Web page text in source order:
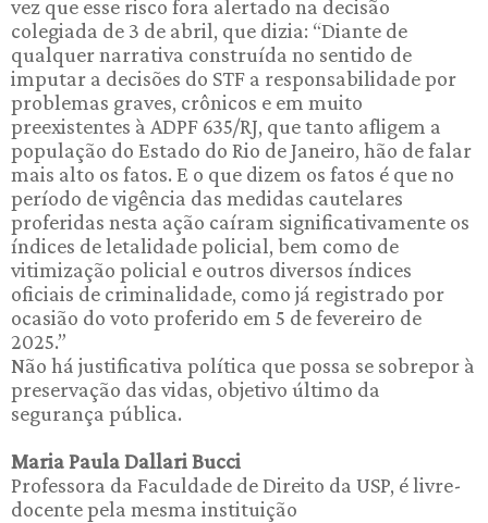
vez que esse risco fora alertado na decisão
colegiada de 3 de abril, que dizia: “Diante de
qualquer narrativa construída no sentido de
imputar a decisões do STF a responsabilidade por
problemas graves, crônicos e em muito
preexistentes à ADPF 635/RJ, que tanto afligem a
população do Estado do Rio de Janeiro, hão de falar
mais alto os fatos. E o que dizem os fatos é que no
período de vigência das medidas cautelares
proferidas nesta ação caíram significativamente os
índices de letalidade policial, bem como de
vitimização policial e outros diversos índices
oficiais de criminalidade, como já registrado por
ocasião do voto proferido em 5 de fevereiro de
2025.”
Não há justificativa política que possa se sobrepor à
preservação das vidas, objetivo último da
segurança pública.
Maria Paula Dallari Bucci
Professora da Faculdade de Direito da USP, é livre-
docente pela mesma instituição